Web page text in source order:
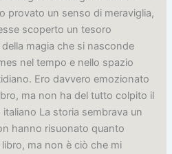
provato un senso di meraviglia,
scoperto un tesoro
magia che si nasconde
nel tempo e nello spazio
Ero davvero emozionato
ma non ha del tutto colpito il
La storia sembrava un
hanno risuonato quanto
ma non è ciò che mi